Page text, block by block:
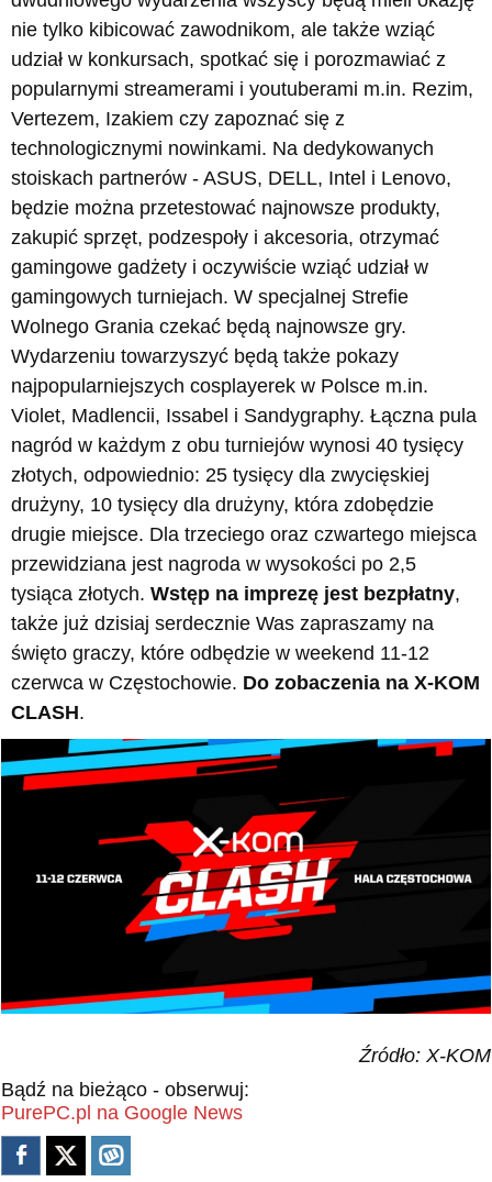
nie tylko kibicować zawodnikom, ale także wziąć
udział w konkursach, spotkać się i porozmawiać z
popularnymi streamerami i youtuberami m.in. Rezim,
Vertezem, Izakiem czy zapoznać się z
technologicznymi nowinkami. Na dedykowanych
stoiskach partnerów - ASUS, DELL, Intel i Lenovo,
będzie można przetestować najnowsze produkty,
zakupić sprzęt, podzespoły i akcesoria, otrzymać
gamingowe gadżety i oczywiście wziąć udział w
gamingowych turniejach. W specjalnej Strefie
Wolnego Grania czekać będą najnowsze gry.
Wydarzeniu towarzyszyć będą także pokazy
najpopularniejszych cosplayerek w Polsce m.in.
Violet, Madlencii, Issabel i Sandygraphy. Łączna pula
nagród w każdym z obu turniejów wynosi 40 tysięcy
złotych, odpowiednio: 25 tysięcy dla zwycięskiej
drużyny, 10 tysięcy dla drużyny, która zdobędzie
drugie miejsce. Dla trzeciego oraz czwartego miejsca
przewidziana jest nagroda w wysokości po 2,5
tysiąca złotych. Wstęp na imprezę jest bezpłatny,
także już dzisiaj serdecznie Was zapraszamy na
święto graczy, które odbędzie w weekend 11-12
czerwca w Częstochowie. Do zobaczenia na X-KOM
CLASH.
Źródło: X-KOM
Bądź na bieżąco - obserwuj:
PurePC.pl na Google News